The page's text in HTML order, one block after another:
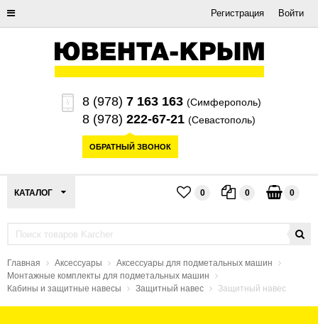
Регистрация Войти
8 (978) 7 163 163 (Симферополь)
8 (978) 222-67-21 (Севастополь)
ОБРАТНЫЙ ЗВОНОК
КАТАЛОГ 0 0 0
Главная Аксессуары
Аксессуары для подметальных машин
Монтажные комплекты для подметальных машин
Кабины и защитные навесы
Защитный навес Защитный навес